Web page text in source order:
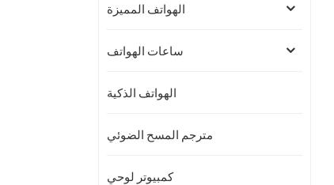
الهواتف المميزة
ساعات الهواتف
الهواتف الذكية
مترجم المسح الضوئي
كمبيوتر لوحي